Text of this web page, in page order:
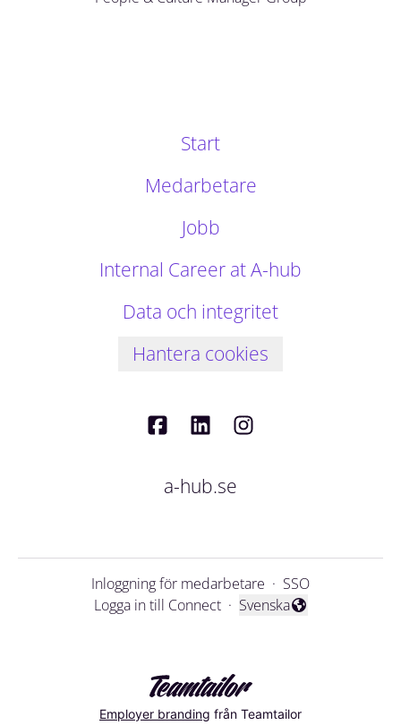
Start
Medarbetare
Jobb
Internal Career at A-hub
Data och integritet
Hantera cookies
a-hub.se
Inloggning för medarbetare · SSO
Logga in till Connect · Byt språk
Svenska
Employer branding från Teamtailor